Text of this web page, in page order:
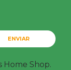
Home Shop.
ENVIAR